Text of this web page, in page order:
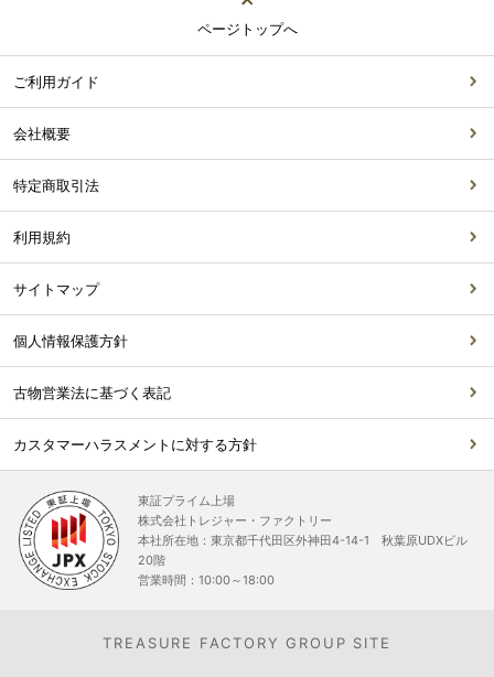
ページトップへ
ご利用ガイド
会社概要
特定商取引法
利用規約
サイトマップ
個人情報保護方針
古物営業法に基づく表記
カスタマーハラスメントに対する方針
東証プライム上場
株式会社トレジャー・ファクトリー
本社所在地：東京都千代田区外神田4-14-1 秋葉原UDXビル
20階
営業時間：10:00～18:00
TREASURE FACTORY GROUP SITE